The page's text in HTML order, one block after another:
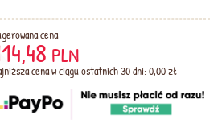
cena
PLN
cena w ciągu ostatnich 30 dni: 0,00 zł